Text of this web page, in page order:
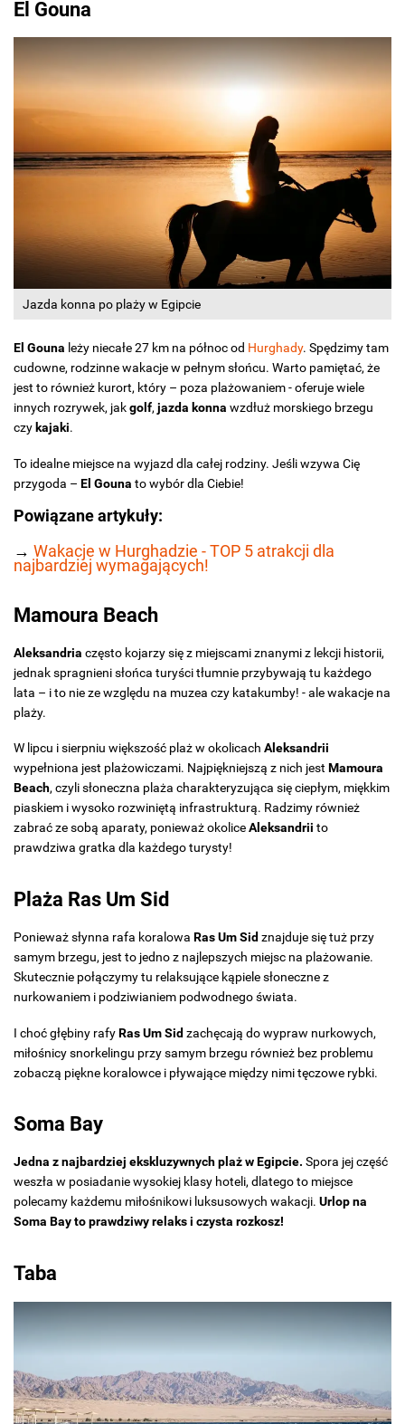
El Gouna
Jazda konna po plaży w Egipcie
El Gouna leży niecałe 27 km na północ od Hurghady. Spędzimy tam
cudowne, rodzinne wakacje w pełnym słońcu. Warto pamiętać, że
jest to również kurort, który – poza plażowaniem - oferuje wiele
innych rozrywek, jakgolf,jazda konna wzdłuż morskiego brzegu
czy kajaki.
To idealne miejsce na wyjazd dla całej rodziny. Jeśli wzywa Cię
przygoda – El Gouna to wybór dla Ciebie!
Powiązane artykuły:
→ Wakacje w Hurghadzie - TOP 5 atrakcji dla
najbardziej wymagających!
Mamoura Beach
Aleksandria często kojarzy się z miejscami znanymi z lekcji historii,
jednak spragnieni słońca turyści tłumnie przybywają tu każdego
lata – i to nie ze względu na muzea czy katakumby! - ale wakacje na
plaży.
W lipcu i sierpniu większość plaż w okolicach Aleksandrii
wypełniona jest plażowiczami. Najpiękniejszą z nich jest Mamoura
Beach, czyli słoneczna plaża charakteryzująca się ciepłym, miękkim
piaskiem i wysoko rozwiniętą infrastrukturą. Radzimy również
zabrać ze sobą aparaty, ponieważ okoliceAleksandrii to
prawdziwa gratka dla każdego turysty!
Plaża Ras Um Sid
Ponieważ słynna rafa koralowa Ras Um Sid znajduje się tuż przy
samym brzegu, jest to jedno z najlepszych miejsc na plażowanie.
Skutecznie połączymy tu relaksujące kąpiele słoneczne z
nurkowaniem i podziwianiem podwodnego świata.
I choć głębiny rafyRas Um Sidzachęcają do wypraw nurkowych,
miłośnicy snorkelingu przy samym brzegu również bez problemu
zobaczą piękne koralowce i pływające między nimi tęczowe rybki.
Soma Bay
Jedna z najbardziej ekskluzywnych plaż w Egipcie. Spora jej część
weszła w posiadanie wysokiej klasy hoteli, dlatego to miejsce
polecamy każdemu miłośnikowi luksusowych wakacji. Urlop na
Soma Bay to prawdziwy relaks i czysta rozkosz!
Taba